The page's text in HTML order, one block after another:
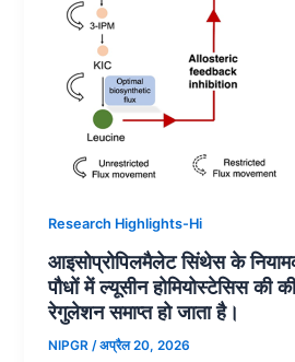
Research Highlights-Hi
आइसोप्रोपिलमैलेट सिंथेस के
पौधों में ल्यूसीन होमियोस्टेसिस की
रेगुलेशन समाप्त हो जाता है।
NIPGR /अप्रैल 20, 2026